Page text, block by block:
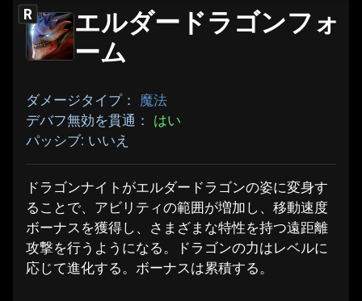
R
エルダードラゴンフォ
ーム
ダメージタイプ： 魔法
デバフ無効を貫通： はい
パッシブ: いいえ
ドラゴンナイトがエルダードラゴンの姿に変身す
ることで、アビリティの範囲が増加し、移動速度
ボーナスを獲得し、さまざまな特性を持つ遠距離
攻撃を行うようになる。ドラゴンの力はレベルに
応じて進化する。ボーナスは累積する。